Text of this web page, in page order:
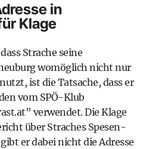
in
Klage
Strache seine
womöglich nicht nur
ist die Tatsache, dass er
vom SPÖ-Klub
verwendet. Die Klage
über Straches Spesen-
er dabei nicht die Adresse